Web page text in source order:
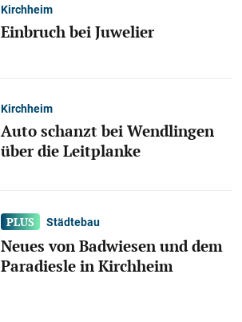
Kirchheim
Einbruch bei Juwelier
Kirchheim
Auto schanzt bei Wendlingen
über die Leitplanke
Städtebau
Neues von Badwiesen und dem
Paradiesle in Kirchheim